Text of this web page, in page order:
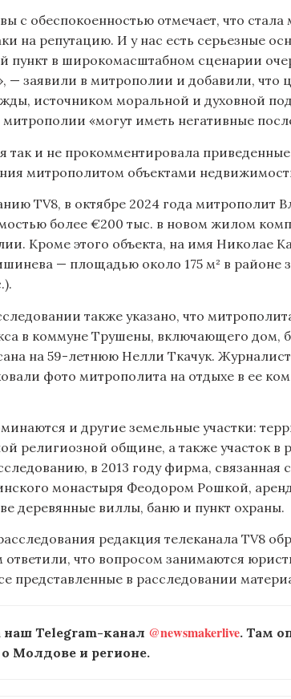
с обеспокоенностью отмечает, что
на репутацию. И у нас есть серьезные
в широкомасштабном сценарии
— заявили в митрополии и добавили, что
источником моральной и духовной
митрополии «могут иметь негативные
так и не прокомментировала
митрополитом объектами
TV8, в октябре 2024 года митрополит
более €200 тыс. в новом жилом
Кроме этого объекта, на имя Николае
— площадью около 175 м² в районе
также указано, что
в коммуне Трушены, включающего дом,
на 59-летнюю Нелли Ткачук.
фото митрополита на отдыхе в ее
и другие земельные участки:
религиозной общине, а также участок в
в 2013 году фирма,
монастыря Феодором Рошкой,
деревянные виллы, баню и пункт охраны.
редакция телеканала TV8
что вопросом занимаются
представленные в расследовании
Telegram-канал @newsmakerlive. Там
Молдове и регионе.